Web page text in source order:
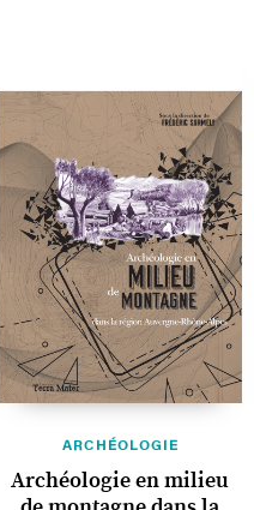
ARCHÉOLOGIE
Archéologie en milieu